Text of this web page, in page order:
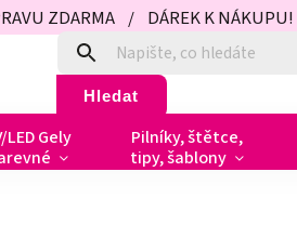
ZDARMA / DÁREK K
Hledat
LED Gely
Pilníky, štětce,
tipy, šablony